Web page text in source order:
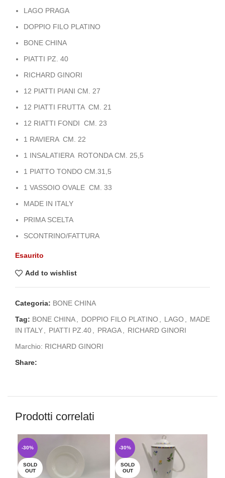
LAGO PRAGA
DOPPIO FILO PLATINO
BONE CHINA
PIATTI PZ. 40
RICHARD GINORI
12 PIATTI PIANI CM. 27
12 PIATTI FRUTTA CM. 21
12 RIATTI FONDI CM. 23
1 RAVIERA CM. 22
1 INSALATIERA ROTONDA CM. 25,5
1 PIATTO TONDO CM.31,5
1 VASSOIO OVALE CM. 33
MADE IN ITALY
PRIMA SCELTA
SCONTRINO/FATTURA
Esaurito
Add to wishlist
Categoria: BONE CHINA
Tag: BONE CHINA DOPPIO FILO PLATINO LAGO
MADE
IN ITALY
PIATTI PZ.40 PRAGA
RICHARD GINORI
Marchio: RICHARD GINORI
Share:
Prodotti correlati
-30%
SOLD
OUT
-30%
SOLD
OUT